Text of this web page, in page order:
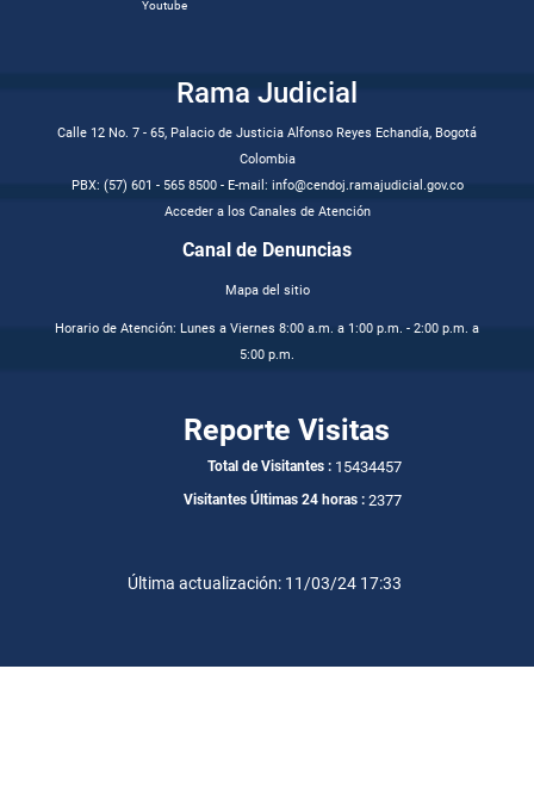
Youtube
Rama Judicial
Calle 12 No. 7 - 65, Palacio de Justicia Alfonso Reyes Echandía, Bogotá
Colombia
PBX: (57) 601 - 565 8500 - E-mail: info@cendoj.ramajudicial.gov.co
Acceder a los Canales de Atención
Canal de Denuncias
Mapa del sitio
Horario de Atención: Lunes a Viernes 8:00 a.m. a 1:00 p.m. - 2:00 p.m. a
5:00 p.m.
Reporte Visitas
Total de Visitantes : 15434457
Visitantes Últimas 24 horas : 2377
Última actualización: 11/03/24 17:33